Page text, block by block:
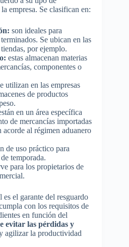
empresa. Se clasifican en:
son ideales para
Se ubican en las
por ejemplo.
estas almacenan materias
componentes o
utilizan en las empresas
de productos
en un área específica
de mercancías importadas
acorde al régimen aduanero
de uso práctico para
temporada.
para los propietarios de
el garante del resguardo
con los requisitos de
en función del
evitar las pérdidas y
agilizar la productividad